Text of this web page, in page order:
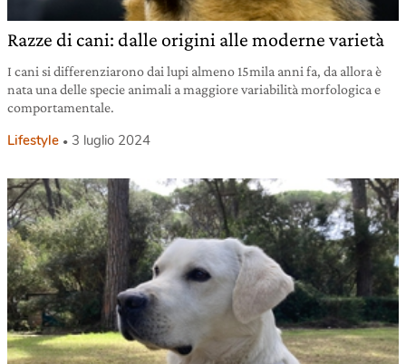
Razze di cani: dalle origini alle moderne varietà
I cani si differenziarono dai lupi almeno 15mila anni fa, da allora è
nata una delle specie animali a maggiore variabilità morfologica e
comportamentale.
Lifestyle 3 luglio 2024